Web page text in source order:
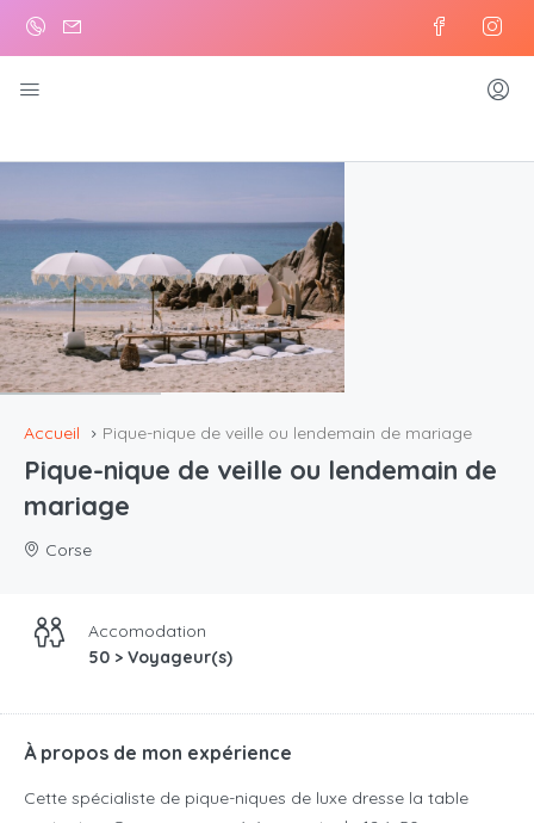
Accueil Pique-nique de veille ou lendemain de mariage
Pique-nique de veille ou lendemain de
mariage
Corse
Accomodation
50 > Voyageur(s)
À propos de mon expérience
Cette spécialiste de pique-niques de luxe dresse la table